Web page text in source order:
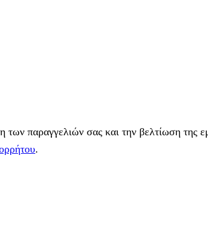
παραγγελιών σας και την βελτίωση της
.